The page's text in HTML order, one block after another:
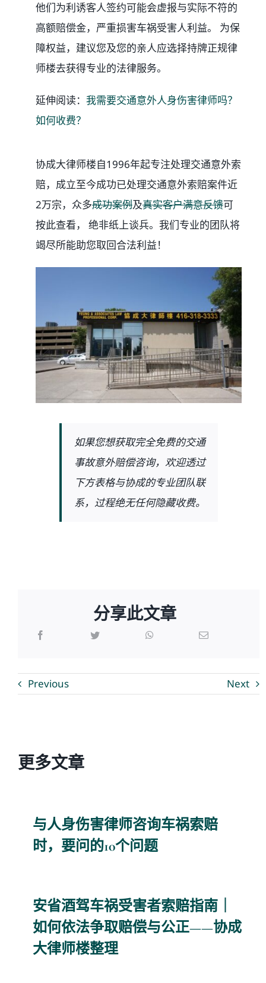
他们为利诱客人签约可能会虚报与实际不符的
高额赔偿金，严重损害车祸受害人利益。 为保
障权益，建议您及您的亲人应选择持牌正规律
师楼去获得专业的法律服务。
延伸阅读： 我需要交通意外人身伤害律师吗？
如何收费？
协成大律师楼自1996年起专注处理交通意外索
赔，成立至今成功已处理交通意外索赔案件近
2万宗，众多成功案例及真实客户满意反馈可
按此查看， 绝非纸上谈兵。我们专业的团队将
竭尽所能助您取回合法利益！
如果您想获取完全免费的交通
事故意外赔偿咨询，欢迎透过
下方表格与协成的专业团队联
系，过程绝无任何隐藏收费。
分享此文章
Previous Next
更多文章
与人身伤害律师咨询车祸索赔
时，要问的10个问题
安省酒驾车祸受害者索赔指南｜
如何依法争取赔偿与公正——协成
大律师楼整理